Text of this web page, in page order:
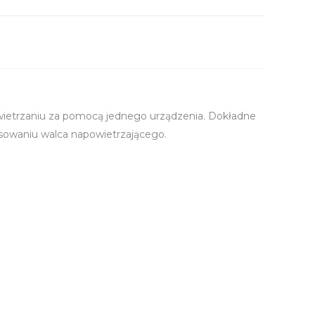
za pomocą jednego urządzenia. Dokładne
walca napowietrzającego.